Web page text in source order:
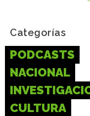
Categorías
PODCASTS
NACIONAL
CULTURA